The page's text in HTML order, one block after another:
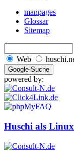
manpages
Glossar
Sitemap
Web
powered by:
Huschi als